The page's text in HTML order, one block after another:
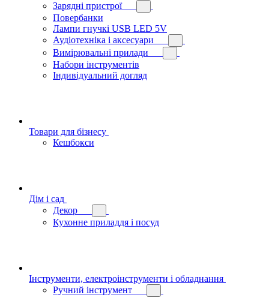
Зарядні пристрої
Повербанки
Лампи гнучкі USB LED 5V
Аудіотехніка і аксесуари
Вимірювальні прилади
Набори інструментів
Індивідуальний догляд
Товари для бізнесу
Кешбокси
Дім і сад
Декор
Кухонне приладдя і посуд
Інструменти, електроінструменти і обладнання
Ручний інструмент